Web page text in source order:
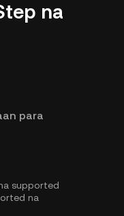
na
para
supported
na